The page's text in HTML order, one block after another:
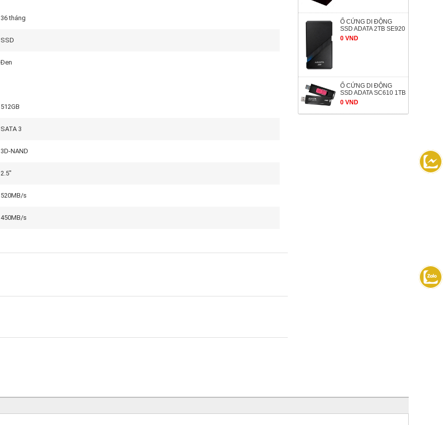
36 tháng
SSD
Đen
512GB
SATA 3
3D-NAND
2.5"
520MB/s
450MB/s
Ổ CỨNG DI ĐỘNG
SSD ADATA 2TB SE920
0 VND
Ổ CỨNG DI ĐỘNG
SSD ADATA SC610 1TB
0 VND